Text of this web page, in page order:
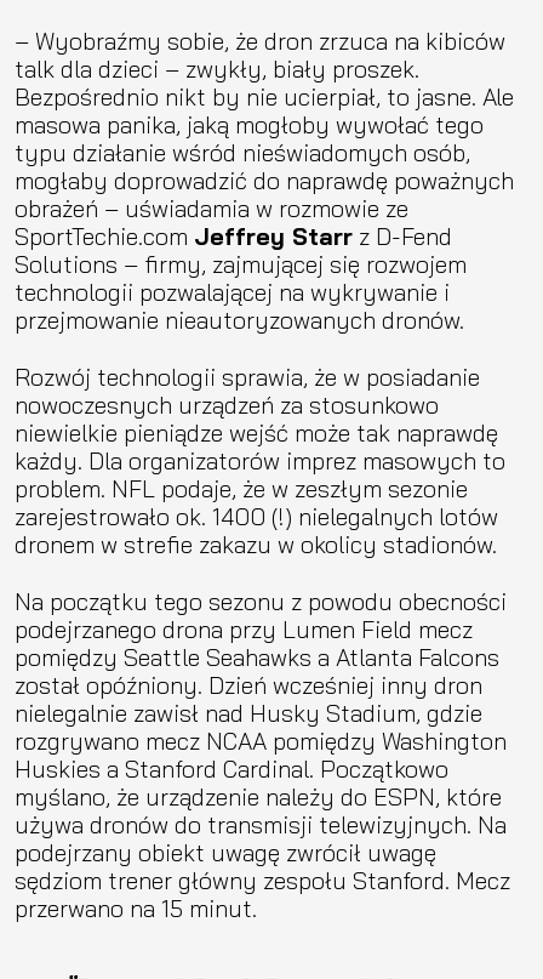
– Wyobraźmy sobie, że dron zrzuca na kibiców
talk dla dzieci – zwykły, biały proszek.
Bezpośrednio nikt by nie ucierpiał, to jasne. Ale
masowa panika, jaką mogłoby wywołać tego
typu działanie wśród nieświadomych osób,
mogłaby doprowadzić do naprawdę poważnych
obrażeń – uświadamia w rozmowie ze
SportTechie.com Jeffrey Starr z D-Fend
Solutions – firmy, zajmującej się rozwojem
technologii pozwalającej na wykrywanie i
przejmowanie nieautoryzowanych dronów.
Rozwój technologii sprawia, że w posiadanie
nowoczesnych urządzeń za stosunkowo
niewielkie pieniądze wejść może tak naprawdę
każdy. Dla organizatorów imprez masowych to
problem. NFL podaje, że w zeszłym sezonie
zarejestrowało ok. 1400 (!) nielegalnych lotów
dronem w strefie zakazu w okolicy stadionów.
Na początku tego sezonu z powodu obecności
podejrzanego drona przy Lumen Field mecz
pomiędzy Seattle Seahawks a Atlanta Falcons
został opóźniony. Dzień wcześniej inny dron
nielegalnie zawisł nad Husky Stadium, gdzie
rozgrywano mecz NCAA pomiędzy Washington
Huskies a Stanford Cardinal. Początkowo
myślano, że urządzenie należy do ESPN, które
używa dronów do transmisji telewizyjnych. Na
podejrzany obiekt uwagę zwrócił uwagę
sędziom trener główny zespołu Stanford. Mecz
przerwano na 15 minut.